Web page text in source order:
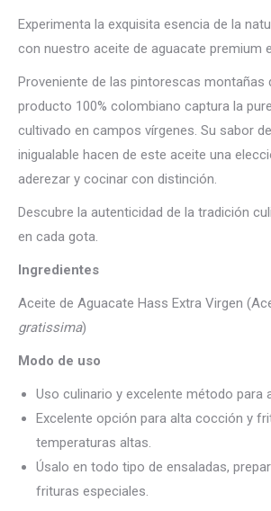
Experimenta la exquisita esencia de la
con nuestro aceite de aguacate premium
Proveniente de las pintorescas montañas
producto 100% colombiano captura la
cultivado en campos vírgenes. Su sabor
inigualable hacen de este aceite una
aderezar y cocinar con distinción.
Descubre la autenticidad de la tradición
en cada gota.
Ingredientes
Aceite de Aguacate Hass Extra Virgen
gratissima)
Modo de uso
Uso culinario y excelente método para
Excelente opción para alta cocción y
temperaturas altas.
Úsalo en todo tipo de ensaladas,
frituras especiales.